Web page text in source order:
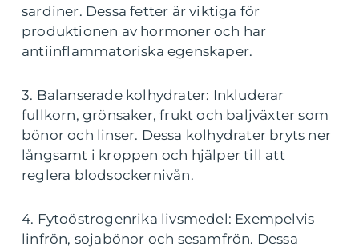
sardiner. Dessa fetter är viktiga för
produktionen av hormoner och har
antiinflammatoriska egenskaper.
3. Balanserade kolhydrater: Inkluderar
fullkorn, grönsaker, frukt och baljväxter som
bönor och linser. Dessa kolhydrater bryts ner
långsamt i kroppen och hjälper till att
reglera blodsockernivån.
4. Fytoöstrogenrika livsmedel: Exempelvis
linfrön, sojabönor och sesamfrön. Dessa